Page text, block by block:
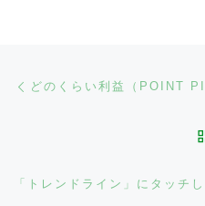
Post navigation